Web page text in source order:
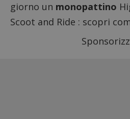
giorno un monopattino
Scoot and Ride : scopri